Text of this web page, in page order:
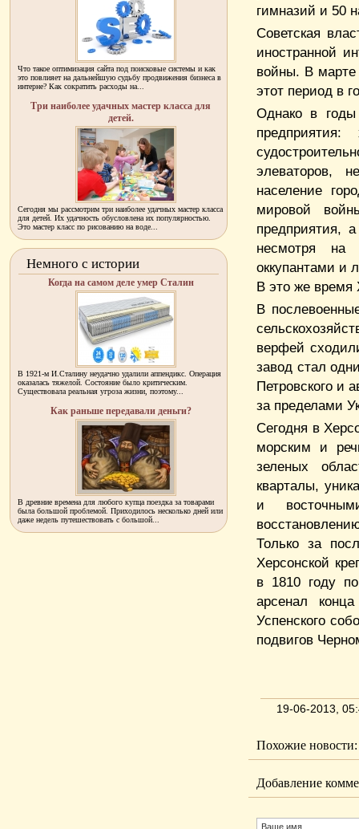
гимназий и 50
Советская
иностранной
войны. В марте
этот период в
Однако в годы
элеваторов,
население
мировой
предприятия,
несмотря на
оккупантами и
В это же время
В
верфей
завод стал
Петровского и
за пределами
Сегодня в
морским и
зеленых
кварталы,
и
Только за
Херсонской
в 1810 году
арсенал
Успенского
подвигов
19-06-2013,
Похожие новости:
Добавление
Что такое оптимизация сайта под поисковые системы и как
это повлияет на дальнейшую судьбу продвижения бизнеса в
интерне? Как сократить расходы на...
Три наиболее удачных мастер класса для
детей.
Сегодня мы рассмотрим три наиболее удачных мастер класса
для детей. Их удачность обусловлена их популярностью.
Это мастер класс по рисованию на воде...
Немного с истории
Когда на самом деле умер Сталин
В 1921-м И.Сталину неудачно удалили аппендикс. Операция
оказалась тяжелой. Состояние было критическим.
Существовала реальная угроза жизни, поэтому...
Как раньше передавали деньги?
В древние времена для любого купца поездка за товарами
была большой проблемой. Приходилось несколько дней или
даже недель путешествовать с большой...